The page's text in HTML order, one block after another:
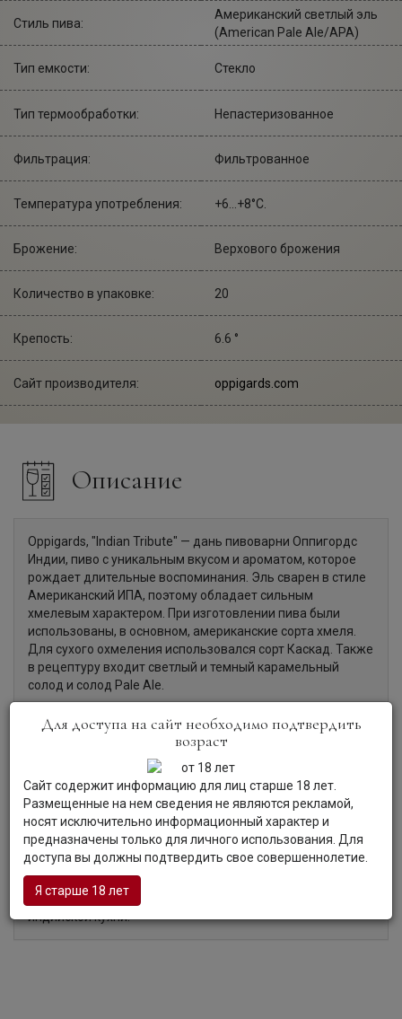
Стиль пива:
Американский светлый эль
(American Pale Ale/APA)
Тип емкости: Стекло
Тип термообработки: Непастеризованное
Фильтрация: Фильтрованное
Температура употребления: +6...+8°С.
Брожение: Верхового брожения
Количество в упаковке: 20
Крепость: 6.6 °
Сайт производителя: oppigards.com
Описание
Oppigards, "Indian Tribute" — дань пивоварни Оппигордс
Индии, пиво с уникальным вкусом и ароматом, которое
рождает длительные воспоминания. Эль сварен в стиле
Американский ИПА, поэтому обладает сильным
хмелевым характером. При изготовлении пива были
использованы, в основном, американские сорта хмеля.
Для сухого охмеления использовался сорт Каскад. Также
в рецептуру входит светлый и темный карамельный
солод и солод Pale Ale.
Органолептические характеристики:
Цвет:Пиво светло-янтарного цвета со стойкой пеной.
Аромат:Пиво обладает насыщенным ароматом белых
фруктов, хмеля.
Вкус:Пиво демонстрирует сухой, сбалансированный вкус
с нотами, повторяющими аромат.
Гастрономия:Пиво прекрасно сочетается с блюдами
индийской кухни.
Для доступа на сайт необходимо подтвердить
возраст
Сайт содержит информацию для лиц старше 18 лет.
Размещенные на нем сведения не являются рекламой,
носят исключительно информационный характер и
предназначены только для личного использования. Для
доступа вы должны подтвердить свое совершеннолетие.
Я старше 18 лет